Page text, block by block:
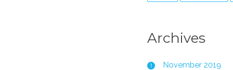
Archives
1 November 2019